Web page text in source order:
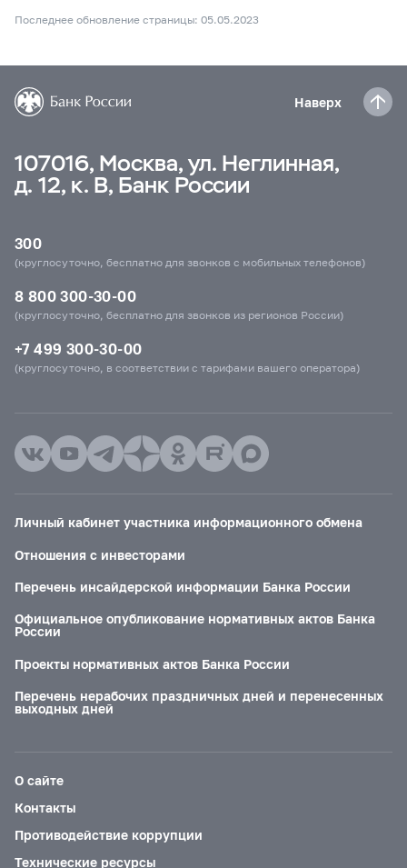
Последнее обновление страницы: 05.05.2023
Наверх
107016, Москва, ул. Неглинная,
д. 12, к. В, Банк России
300
(круглосуточно, бесплатно для звонков с мобильных телефонов)
8 800 300-30-00
(круглосуточно, бесплатно для звонков из регионов России)
+7 499 300-30-00
(круглосуточно, в соответствии с тарифами вашего оператора)
Личный кабинет участника информационного обмена
Отношения с инвесторами
Перечень инсайдерской информации Банка России
Официальное опубликование нормативных актов Банка
России
Проекты нормативных актов Банка России
Перечень нерабочих праздничных дней и перенесенных
выходных дней
О сайте
Контакты
Противодействие коррупции
Технические ресурсы